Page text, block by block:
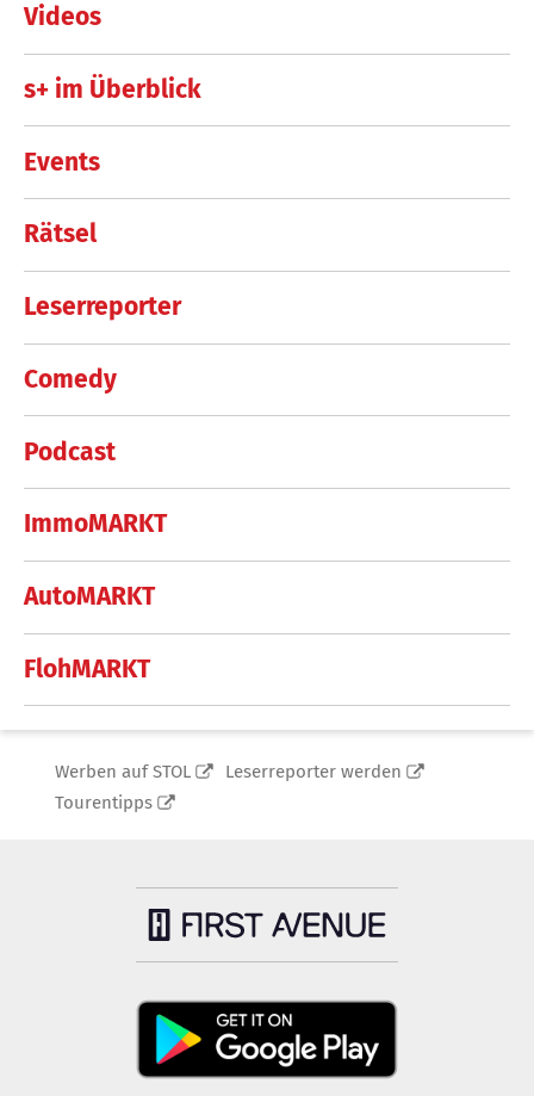
Videos
s+ im Überblick
Events
Rätsel
Leserreporter
Comedy
Podcast
ImmoMARKT
AutoMARKT
FlohMARKT
Werben auf STOL
Leserreporter werden
Tourentipps